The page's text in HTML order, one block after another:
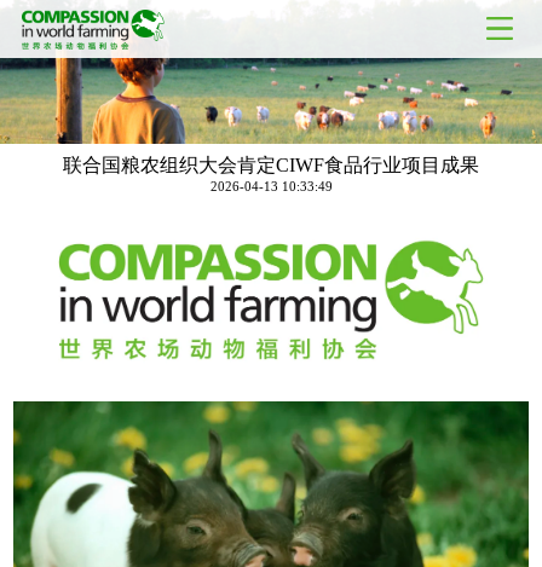
联合国粮农组织大会肯定CIWF食品行业项目成果
2026-04-13 10:33:49